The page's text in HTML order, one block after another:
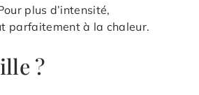
plus d’intensité,
parfaitement à la chaleur.
?